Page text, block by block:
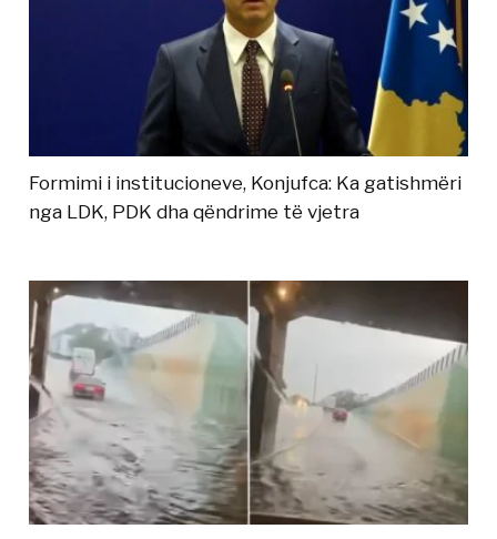
Formimi i institucioneve, Konjufca: Ka gatishmëri
nga LDK, PDK dha qëndrime të vjetra